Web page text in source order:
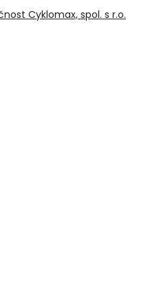
Cyklomax, spol. s r.o.